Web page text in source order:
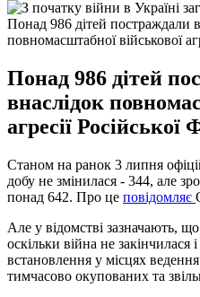
Понад 986 дітей постраждали в
повномасштабної військової
Понад 986 дітей
внаслідок
агресії Російської
Станом на ранок 3 липня
добу не змінилася - 344, але
понад 642. Про це повідомляє
Але у відомстві зазначають,
оскільки війна не закінчилася
встановлення у місцях
тимчасово окупованих та